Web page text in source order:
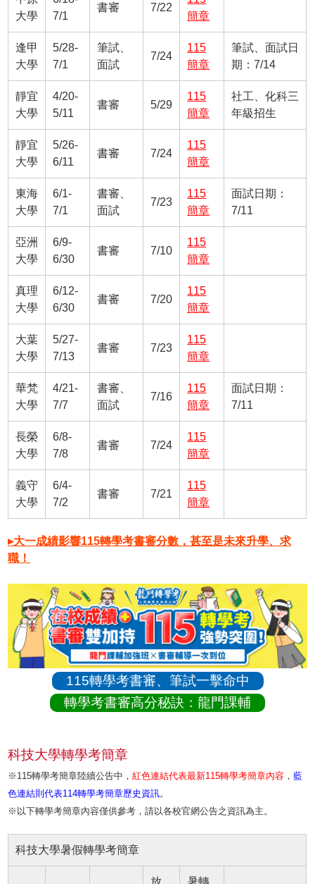
大學
7/1
書審 7/22
簡章
逢甲
大學
5/28-
7/1
筆試、
面試
7/24
115
簡章
筆試、面試日
期：7/14
靜宜
大學
4/20-
5/11
書審 5/29
115
簡章
社工、化科三
年級招生
靜宜
大學
5/26-
6/11
書審 7/24
115
簡章
東海
大學
6/1-
7/1
書審、
面試
7/23
115
簡章
面試日期：
7/11
亞洲
大學
6/9-
6/30
書審 7/10
115
簡章
真理
大學
6/12-
6/30
書審 7/20
115
簡章
大葉
大學
5/27-
7/13
書審 7/23
115
簡章
華梵
大學
4/21-
7/7
書審、
面試
7/16
115
簡章
面試日期：
7/11
長榮
大學
6/8-
7/8
書審 7/24
115
簡章
義守
大學
6/4-
7/2
書審 7/21
115
簡章
▸大一成績影響115轉學考書審分數，甚至是未來升學、求
職！
115轉學考書審、筆試一擊命中
轉學考書審高分秘訣：龍門課輔
科技大學轉學考簡章
※115轉學考簡章陸續公告中，紅色連結代表最新115轉學考簡章內容 ，藍
色連結則代表114轉學考簡章歷史資訊。
※以下轉學考簡章內容僅供參考，請以各校官網公告之資訊為主。
科技大學暑假轉學考簡章